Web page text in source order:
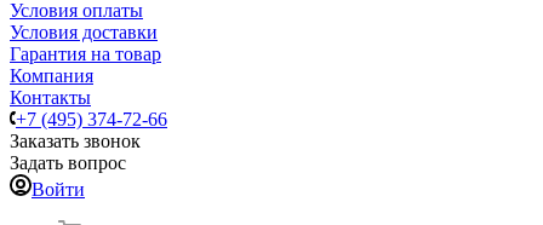
Условия оплаты
Условия доставки
Гарантия на товар
Компания
Контакты
+7 (495) 374-72-66
Заказать звонок
Задать вопрос
Войти